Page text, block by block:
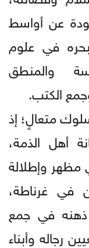
عن أواسط
في علوم
والمنطق
الكتب.
متعالٍ؛ إذ
أهل الذمة،
مظهر وإطلالة
في غرناطة،
ذهنه في جمع
رجاله وأبناء